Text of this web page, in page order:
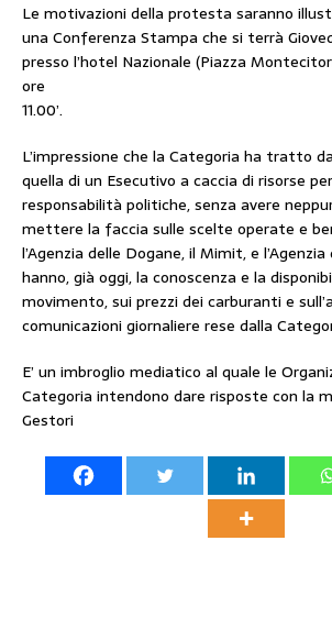
Le motivazioni della protesta saranno
una Conferenza Stampa che si terrà
presso l’hotel Nazionale (Piazza
ore
11.00’.
L’impressione che la Categoria ha tratto
quella di un Esecutivo a caccia di risorse
responsabilità politiche, senza avere
mettere la faccia sulle scelte operate e
l’Agenzia delle Dogane, il Mimit, e
hanno, già oggi, la conoscenza e la
movimento, sui prezzi dei carburanti e
comunicazioni giornaliere rese dalla
E’ un imbroglio mediatico al quale le
Categoria intendono dare risposte con la
Gestori